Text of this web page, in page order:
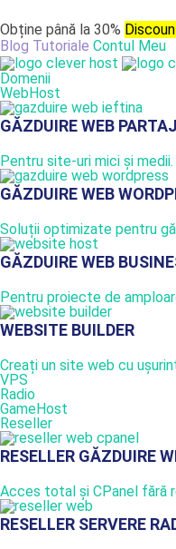
Obține până la 30%
Blog Tutoriale Contul Meu
Domenii
WebHost
GĂZDUIRE WEB
Pentru site-uri mici și medii.
GĂZDUIRE WEB
Soluții optimizate pentru
GĂZDUIRE WEB
Pentru proiecte de
WEBSITE BUILDER
Creați un site web cu
VPS
Radio
GameHost
Reseller
RESELLER GĂZDUIRE
Acces total și CPanel fără
RESELLER SERVERE